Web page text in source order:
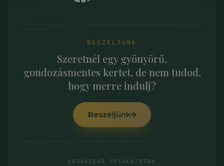
BESZÉLJÜNK
Szeretnél egy gyönyörű,
gondozásmentes kertet, de nem tudod,
hogy merre indulj?
Beszéljünk
KÖZÖSSÉGI FELÜLETEINK